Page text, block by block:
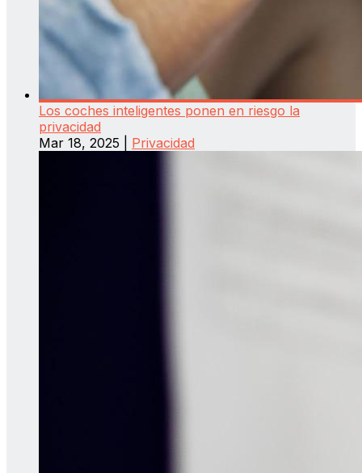
Los coches inteligentes ponen en riesgo la
privacidad
Mar 18, 2025
Privacidad